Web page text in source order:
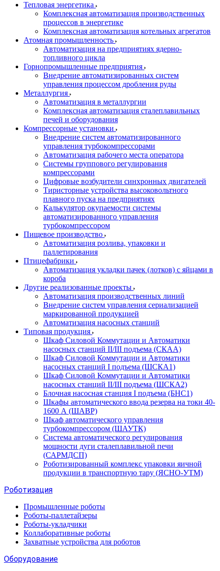
Тепловая энергетика
Комплексная автоматизация производственных
процессов в энергетике
Комплексная автоматизация котельных агрегатов
Атомная промышленность
Автоматизация на предприятиях ядерно-
топливного цикла
Горнопромышленные предприятия
Внедрение автоматизированных систем
управления процессом дробления руды
Металлургия
Автоматизация в металлургии
Комплексная автоматизация сталеплавильных
печей и оборудования
Компрессорные установки
Внедрение систем автоматизированного
управления турбокомпрессорами
Автоматизация рабочего места оператора
Системы группового регулирования
компрессорами
Цифровые возбудители синхронных двигателей
Тиристорные устройства высоковольтного
плавного пуска на предприятиях
Калькулятор окупаемости системы
автоматизированного управления
турбокомпрессором
Пищевое производство
Автоматизация розлива, упаковки и
паллетирования
Птицефабрики
Автоматизация укладки пачек (лотков) с яйцами в
короба
Другие реализованные проекты
Автоматизация производственных линий
Внедрение систем управления сериализацией
маркированной продукцией
Автоматизация насосных станций
Типовая продукция
Шкаф Силовой Коммутации и Автоматики
насосных станций II/III подъема (СКАА)
Шкаф Силовой Коммутации и Автоматики
насосных станций I подъема (ШСКА1)
Шкаф Силовой Коммутации и Автоматики
насосных станций II/III подъема (ШСКА2)
Блочная насосная станция I подъема (БНС1)
Шкафы автоматического ввода резерва на токи 40-
1600 А (ШАВР)
Шкаф автоматического управления
турбокомпрессором (ШАУТК)
Система автоматического регулирования
мощности дуги сталеплавильной печи
(САРМДСП)
Роботизированный комплекс упаковки яичной
продукции в транспортную тару (ЯСНО-УТМ)
Роботизация
Промышленные роботы
Роботы-паллетайзеры
Роботы-укладчики
Коллаборативные роботы
Захватные устройства для роботов
Оборудование